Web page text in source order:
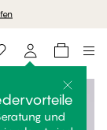
und